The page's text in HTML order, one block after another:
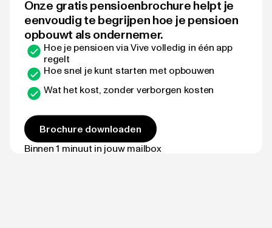
Onze gratis pensioenbrochure helpt je
eenvoudig te begrijpen hoe je pensioen
opbouwt als ondernemer.
Hoe je pensioen via Vive volledig in één app
regelt
Hoe snel je kunt starten met opbouwen
Wat het kost, zonder verborgen kosten
Brochure downloaden
Binnen 1 minuut in jouw mailbox